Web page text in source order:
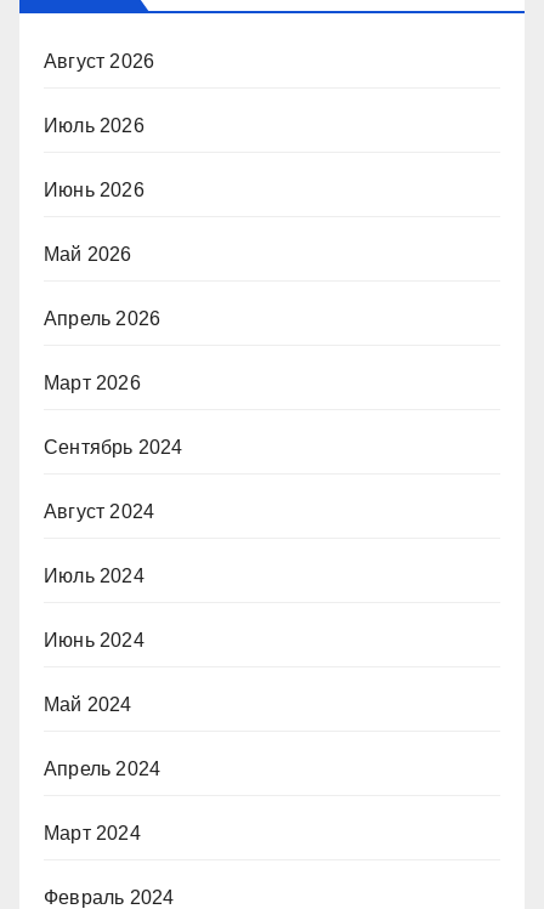
Август 2026
Июль 2026
Июнь 2026
Май 2026
Апрель 2026
Март 2026
Сентябрь 2024
Август 2024
Июль 2024
Июнь 2024
Май 2024
Апрель 2024
Март 2024
Февраль 2024